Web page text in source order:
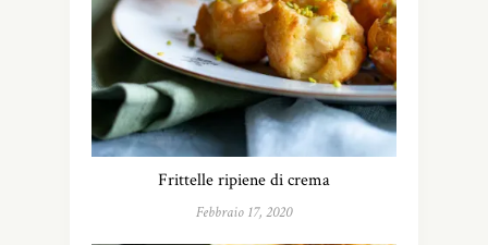
Frittelle ripiene di crema
Febbraio 17, 2020